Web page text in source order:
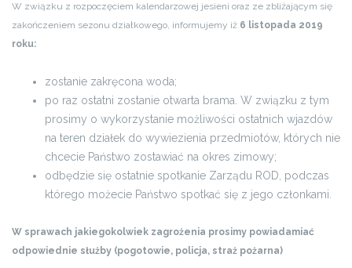
W związku z rozpoczęciem kalendarzowej jesieni oraz ze zbliżającym się
zakończeniem sezonu działkowego, informujemy iż 6 listopada 2019
roku:
zostanie zakręcona woda;
po raz ostatni zostanie otwarta brama. W związku z tym
prosimy o wykorzystanie możliwości ostatnich wjazdów
na teren działek do wywiezienia przedmiotów, których nie
chcecie Państwo zostawiać na okres zimowy;
odbędzie się ostatnie spotkanie Zarządu ROD, podczas
którego możecie Państwo spotkać się z jego członkami.
W sprawach jakiegokolwiek zagrożenia prosimy powiadamiać
odpowiednie służby (pogotowie, policja, straż pożarna)